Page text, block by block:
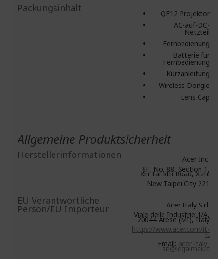
Packungsinhalt
QF12 Projektor
AC-auf-DC-
Netzteil
Fernbedienung
Batterie für
Fernbedienung
Kurzanleitung
Wireless Dongle
Lens Cap
Allgemeine Produktsicherheit
Herstellerinformationen
Acer Inc.
8F, No. 88, Section 1,
Xin Tai 5th Road, Xizhi
New Taipei City 221
EU Verantwortliche
Person/EU Importeur
Acer Italy S.r.l.
Viale delle Industrie 1/A,
20044 Arese (MI), Italy
https://www.acer.com/it-
it
Email:acer-italy-
srl@legalmail.it